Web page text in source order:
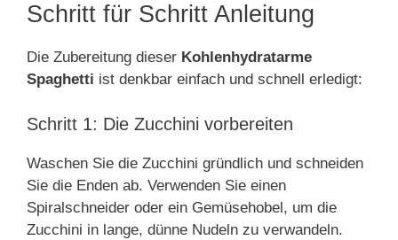
Schritt für Schritt Anleitung
Die Zubereitung dieser Kohlenhydratarme
Spaghetti ist denkbar einfach und schnell erledigt:
Schritt 1: Die Zucchini vorbereiten
Waschen Sie die Zucchini gründlich und schneiden
Sie die Enden ab. Verwenden Sie einen
Spiralschneider oder ein Gemüsehobel, um die
Zucchini in lange, dünne Nudeln zu verwandeln.